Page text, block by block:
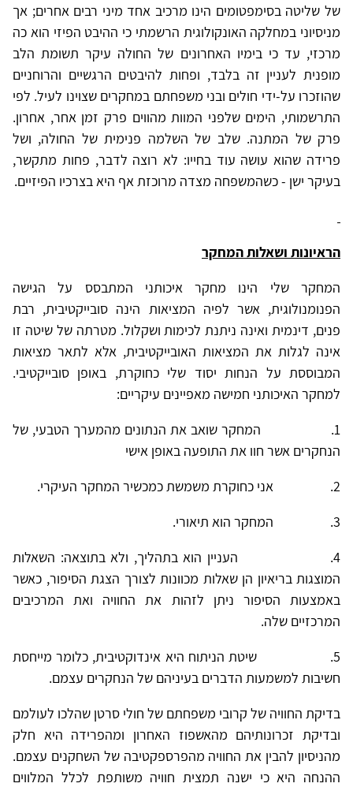
של שליטה בסימפטומים הינו מרכיב אחד מיני רבים אחרים; אך
מניסיוני במחלקה האונקולוגית הרשמתי כי ההיבט הפיזי הוא כה
מרכזי, עד כי בימיו האחרונים של החולה עיקר תשומת הלב
מופנית לעניין זה בלבד, ופחות להיבטים הרגשיים והרוחניים
שהוזכרו על-ידי חולים ובני משפחתם במחקרים שצוינו לעיל. לפי
התרשמותי, הימים שלפני המוות מהווים פרק זמן אחר, אחרון.
פרק של המתנה. שלב של השלמה פנימית של החולה, ושל
פרידה שהוא עושה עוד בחייו: לא רוצה לדבר, פחות מתקשר,
בעיקר ישן - כשהמשפחה מצדה מרוכזת אף היא בצרכיו הפיזיים.
הראיונות ושאלות המחקר
המחקר שלי הינו מחקר איכותני המתבסס על הגישה
הפנומנולוגית, אשר לפיה המציאות הינה סובייקטיבית, רבת
פנים, דינמית ואינה ניתנת לכימות ושקלול. מטרתה של שיטה זו
אינה לגלות את המציאות האובייקטיבית, אלא לתאר מציאות
המבוססת על הנחות יסוד שלי כחוקרת, באופן סובייקטיבי.
למחקר האיכותני חמישה מאפיינים עיקריים:
1.
המחקר שואב את הנתונים מהמערך הטבעי, של
הנחקרים אשר חוו את התופעה באופן אישי
2.
אני כחוקרת משמשת כמכשיר המחקר העיקרי.
3.
המחקר הוא תיאורי.
4.
העניין הוא בתהליך, ולא בתוצאה: השאלות
המוצגות בריאיון הן שאלות מכוונות לצורך הצגת הסיפור, כאשר
באמצעות הסיפור ניתן לזהות את החוויה ואת המרכיבים
המרכזיים שלה.
5.
שיטת הניתוח היא אינדוקטיבית, כלומר מייחסת
חשיבות למשמעות הדברים בעיניהם של הנחקרים עצמם.
בדיקת החוויה של קרובי משפחתם של חולי סרטן שהלכו לעולמם
ובדיקת זכרונותיהם מהאשפוז האחרון ומהפרידה היא חלק
מהניסיון להבין את החוויה מהפרספקטיבה של השחקנים עצמם.
ההנחה היא כי ישנה תמצית חוויה משותפת לכלל המלווים